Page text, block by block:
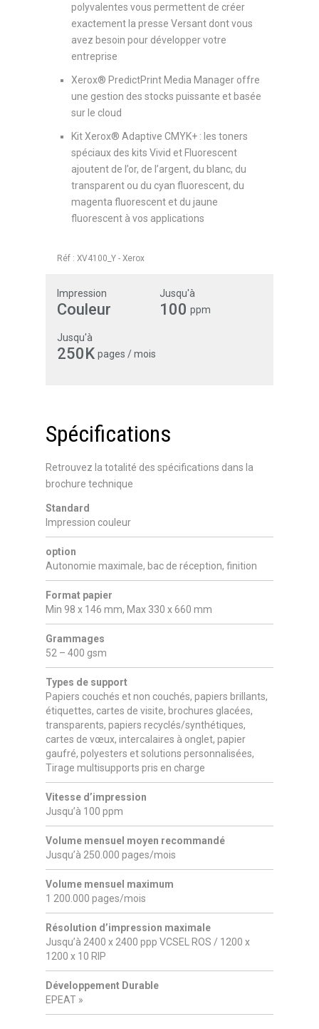
polyvalentes vous permettent de créer
exactement la presse Versant dont vous
avez besoin pour développer votre
entreprise
Xerox® PredictPrint Media Manager offre
une gestion des stocks puissante et basée
sur le cloud
Kit Xerox® Adaptive CMYK+ : les toners
spéciaux des kits Vivid et Fluorescent
ajoutent de l’or, de l’argent, du blanc, du
transparent ou du cyan fluorescent, du
magenta fluorescent et du jaune
fluorescent à vos applications
Réf : XV4100_Y - Xerox
Impression
Couleur
Jusqu'à
100 ppm
Jusqu'à
250K pages / mois
Spécifications
Retrouvez la totalité des spécifications dans la
brochure technique
Standard
Impression couleur
option
Autonomie maximale, bac de réception, finition
Format papier
Min 98 x 146 mm, Max 330 x 660 mm
Grammages
52 – 400 gsm
Types de support
Papiers couchés et non couchés, papiers brillants,
étiquettes, cartes de visite, brochures glacées,
transparents, papiers recyclés/synthétiques,
cartes de vœux, intercalaires à onglet, papier
gaufré, polyesters et solutions personnalisées,
Tirage multisupports pris en charge
Vitesse d’impression
Jusqu’à 100 ppm
Volume mensuel moyen recommandé
Jusqu’à 250.000 pages/mois
Volume mensuel maximum
1 200.000 pages/mois
Résolution d’impression maximale
Jusqu’à 2400 x 2400 ppp VCSEL ROS / 1200 x
1200 x 10 RIP
Développement Durable
EPEAT »